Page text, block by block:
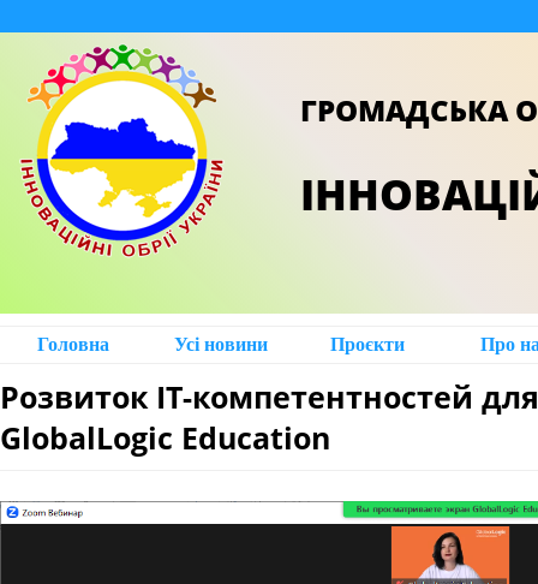
ГРОМАДСЬКА
Головна Усі новини Проєкти Про
Розвиток ІТ-компетентностей
GlobalLogic Education